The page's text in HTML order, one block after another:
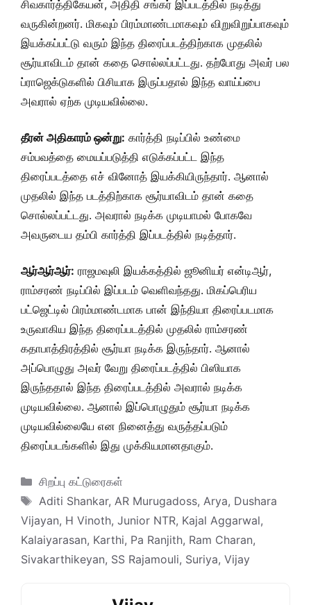
சிவகார்த்திகேயன், அதிதி சங்கர் இப்படத்தில் நடித்து
வருகின்றனர். மிகவும் பிரம்மாண்டமாகவும் விறுவிறுப்பாகவும்
இயக்கப்பட்டு வரும் இந்த திரைப்படத்திற்காக முதலில்
சூர்யாவிடம் தான் கதை சொல்லப்பட்டது. தற்போது அவர் பல
ப்ராஜெக்டுகளில் பிசியாக இருப்பதால் இந்த வாய்ப்பை
அவரால் ஏற்க முடியவில்லை.
தீரன் அதிகாரம் ஒன்று: கார்த்தி நடிப்பில் உண்மை
சம்பவத்தை மையப்படுத்தி எடுக்கப்பட்ட இந்த
திரைப்படத்தை எச் வினோத் இயக்கியிருந்தார். ஆனால்
முதலில் இந்த படத்திற்காக சூர்யாவிடம் தான் கதை
சொல்லப்பட்டது. அவரால் நடிக்க முடியாமல் போகவே
அவருடைய தம்பி கார்த்தி இப்படத்தில் நடித்தார்.
ஆர்ஆர்ஆர்: ராஜமவுலி இயக்கத்தில் ஜூனியர் என்டிஆர்,
ராம்சரண் நடிப்பில் இப்படம் வெளிவந்தது. மிகப்பெரிய
பட்ஜெட்டில் பிரம்மாண்டமாக பான் இந்தியா திரைப்படமாக
உருவாகிய இந்த திரைப்படத்தில் முதலில் ராம்சரண்
கதாபாத்திரத்தில் சூர்யா நடிக்க இருந்தார். ஆனால்
அப்பொழுது அவர் வேறு திரைப்படத்தில் பிஸியாக
இருந்ததால் இந்த திரைப்படத்தில் அவரால் நடிக்க
முடியவில்லை. ஆனால் இப்பொழுதும் சூர்யா நடிக்க
முடியவில்லையே என நினைத்து வருத்தப்படும்
திரைப்படங்களில் இது முக்கியமானதாகும்.
Categories
சிறப்பு கட்டுரைகள்
Tags
Aditi Shankar, AR Murugadoss, Arya, Dushara
Vijayan, H Vinoth, Junior NTR, Kajal Aggarwal,
Kalaiyarasan, Karthi, Pa Ranjith, Ram Charan,
Sivakarthikeyan, SS Rajamouli, Suriya, Vijay